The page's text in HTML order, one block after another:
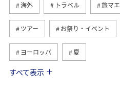
海外 トラベル 旅マエ
ツアー お祭り・イベント
ヨーロッパ 夏
ハワイ
すべて表示